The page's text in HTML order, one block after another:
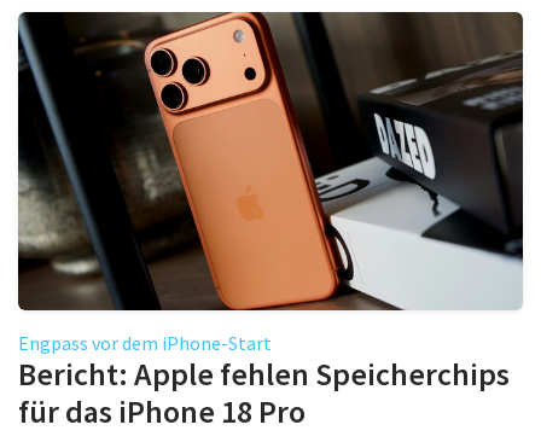
Engpass vor dem iPhone-Start
Bericht: Apple fehlen Speicherchips
für das iPhone 18 Pro